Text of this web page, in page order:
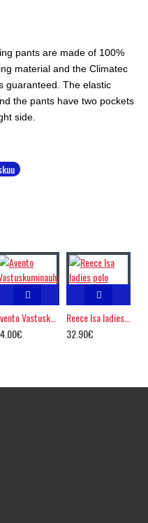
pants are made of 100%
material and the Climatec
guaranteed. The elastic
the pants have two pockets
side.
Avento Vastuskuminauhasetti
Reece Isa ladies polo
32.90€